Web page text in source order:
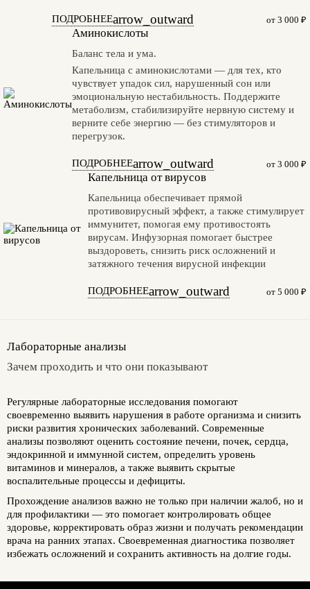
ПОДРОБНЕЕarrow_outward от 3 000 ₽
Аминокислоты
Баланс тела и ума.
Капельница с аминокислотами — для тех, кто
чувствует упадок сил, нарушенный сон или
эмоциональную нестабильность. Поддержите
метаболизм, стабилизируйте нервную систему и
верните себе энергию — без стимуляторов и
перегрузок.
ПОДРОБНЕЕarrow_outward от 3 000 ₽
Капельница от вирусов
Капельница обеспечивает прямой
противовирусный эффект, а также стимулирует
иммунитет, помогая ему противостоять
вирусам. Инфузорная помогает быстрее
выздороветь, снизить риск осложнений и
затяжного течения вирусной инфекции
ПОДРОБНЕЕarrow_outward от 5 000 ₽
Лабораторные анализы
Зачем проходить и что они показывают
Регулярные лабораторные исследования помогают
своевременно выявить нарушения в работе организма и снизить
риски развития хронических заболеваний. Современные
анализы позволяют оценить состояние печени, почек, сердца,
эндокринной и иммунной систем, определить уровень
витаминов и минералов, а также выявить скрытые
воспалительные процессы и дефициты.
Прохождение анализов важно не только при наличии жалоб, но и
для профилактики — это помогает контролировать общее
здоровье, корректировать образ жизни и получать рекомендации
врача на ранних этапах. Своевременная диагностика позволяет
избежать осложнений и сохранить активность на долгие годы.